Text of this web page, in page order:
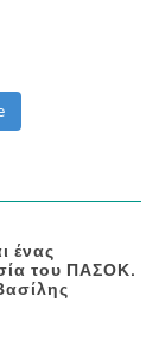
ένας
του ΠΑΣΟΚ.